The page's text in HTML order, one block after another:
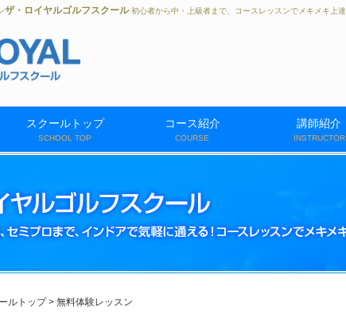
ザ・ロイヤルゴルフスクール初心者から中・上級者まで、コースレッスンでメキメキ上達
スクールトップ
SCHOOL TOP
コース紹介
COURSE
講師紹介
INSTRUCTOR
ルトップ > 無料体験レッスン